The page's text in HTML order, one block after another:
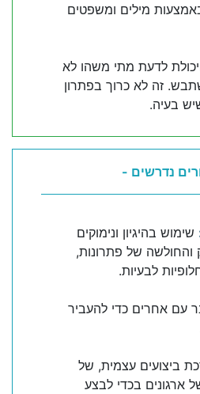
באמצעות מילים ומשפטים
לדעת מתי משהו לא
זה לא כרוך בפתרון
בעיה.
נדרשים -
שימוש בהיגיון ונימוקים
והחולשה של פתרונות,
לבעיות.
עם אחרים כדי להעביר
ביצועים עצמית, של
ארגונים בכדי לבצע